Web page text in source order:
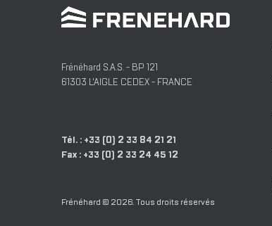
Frénéhard S.A.S.- BP 121
61303 L'AIGLE CEDEX - FRANCE
Tél. : +33 (0) 2 33 84 21 21
Fax : +33 (0) 2 33 24 45 12
Frénéhard © 2026. Tous droits réservés